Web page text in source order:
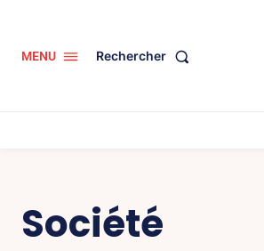
MENU Rechercher
Société